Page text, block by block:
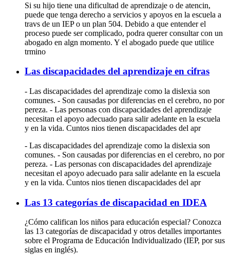
Si su hijo tiene una dificultad de aprendizaje o de atencin,
puede que tenga derecho a servicios y apoyos en la escuela a
travs de un IEP o un plan 504. Debido a que entender el
proceso puede ser complicado, podra querer consultar con un
abogado en algn momento. Y el abogado puede que utilice
trmino
Las discapacidades del aprendizaje en cifras
- Las discapacidades del aprendizaje como la dislexia son
comunes. - Son causadas por diferencias en el cerebro, no por
pereza. - Las personas con discapacidades del aprendizaje
necesitan el apoyo adecuado para salir adelante en la escuela
y en la vida. Cuntos nios tienen discapacidades del apr
- Las discapacidades del aprendizaje como la dislexia son
comunes. - Son causadas por diferencias en el cerebro, no por
pereza. - Las personas con discapacidades del aprendizaje
necesitan el apoyo adecuado para salir adelante en la escuela
y en la vida. Cuntos nios tienen discapacidades del apr
Las 13 categorías de discapacidad en IDEA
¿Cómo califican los niños para educación especial? Conozca
las 13 categorías de discapacidad y otros detalles importantes
sobre el Programa de Educación Individualizado (IEP, por sus
siglas en inglés).